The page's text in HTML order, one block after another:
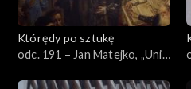
Którędy po sztukę
odc. 191 – Jan Matejko, „Unia